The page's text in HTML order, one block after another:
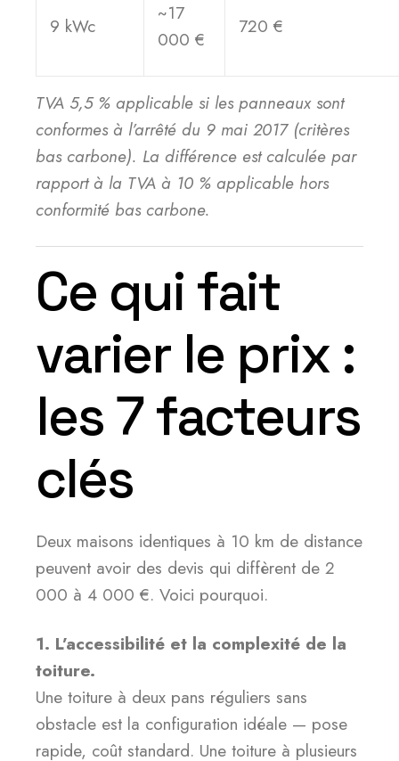
9 kWc
~17
000 €
720 €
TVA 5,5 % applicable si les panneaux sont
conformes à l’arrêté du 9 mai 2017 (critères
bas carbone). La différence est calculée par
rapport à la TVA à 10 % applicable hors
conformité bas carbone.
Ce qui fait
varier le prix :
les 7 facteurs
clés
Deux maisons identiques à 10 km de distance
peuvent avoir des devis qui diffèrent de 2
000 à 4 000 €. Voici pourquoi.
1. L’accessibilité et la complexité de la
toiture.
Une toiture à deux pans réguliers sans
obstacle est la configuration idéale — pose
rapide, coût standard. Une toiture à plusieurs